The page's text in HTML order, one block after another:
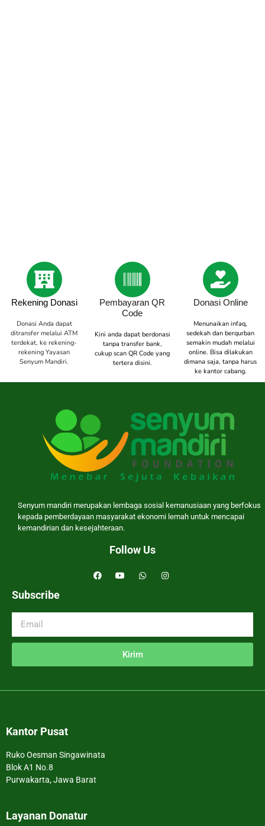
Rekening Donasi
Donasi Anda dapat
ditransfer melalui ATM
terdekat, ke rekening-
rekening Yayasan
Senyum Mandiri.
Pembayaran QR
Code
Kini anda dapat berdonasi
tanpa transfer bank,
cukup scan QR Code yang
tertera disini.
Donasi Online
Menunaikan infaq,
sedekah dan berqurban
semakin mudah melalui
online. Bisa dilakukan
dimana saja, tanpa harus
ke kantor cabang.
Senyum mandiri merupakan lembaga sosial kemanusiaan yang berfokus
kepada pemberdayaan masyarakat ekonomi lemah untuk mencapai
kemandirian dan kesejahteraan.
Follow Us
Subscribe
Kirim
Kantor Pusat
Ruko Oesman Singawinata
Blok A1 No.8
Purwakarta, Jawa Barat
Layanan Donatur